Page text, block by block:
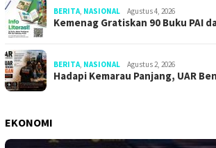
BERITA, NASIONAL Agustus 4, 2026
Kemenag Gratiskan 90 Buku PAI
BERITA, NASIONAL Agustus 2, 2026
Hadapi Kemarau Panjang, UAR
EKONOMI